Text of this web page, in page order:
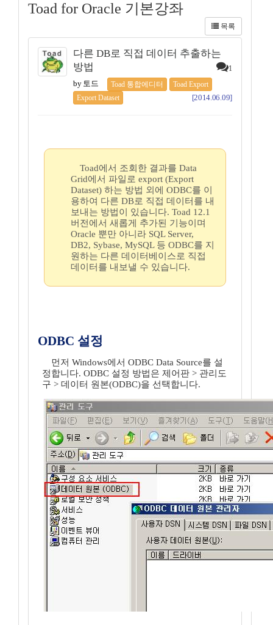
Toad for Oracle 기본강좌
목록
다른 DB로 직접 데이터 추출하는
방법
1
by 토드 Toad 통합에디터
Toad Export
Export Dataset
[2014.06.09]
Toad에서 조회한 결과를 Data
Grid에서 파일로 export (Export
Dataset) 하는 방법 외에 ODBC를 이
용하여 다른 DB로 직접 데이터를 내
보내는 방법이 있습니다. Toad 12.1
버전에서 새롭게 추가된 기능이며
Oracle 뿐만 아니라 SQL Server,
DB2, Sybase, MySQL 등 ODBC를 지
원하는 다른 데이터베이스로 직접
데이터를 내보낼 수 있습니다.
ODBC 설정
먼저 Windows에서 ODBC Data Source를 설
정합니다. ODBC 설정 방법은 제어판 > 관리도
구 > 데이터 원본(ODBC)을 선택합니다.